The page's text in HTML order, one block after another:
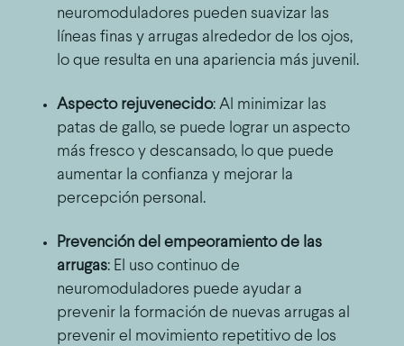
neuromoduladores pueden suavizar las
líneas finas y arrugas alrededor de los ojos,
lo que resulta en una apariencia más juvenil.
Aspecto rejuvenecido: Al minimizar las
patas de gallo, se puede lograr un aspecto
más fresco y descansado, lo que puede
aumentar la confianza y mejorar la
percepción personal.
Prevención del empeoramiento de las
arrugas: El uso continuo de
neuromoduladores puede ayudar a
prevenir la formación de nuevas arrugas al
prevenir el movimiento repetitivo de los